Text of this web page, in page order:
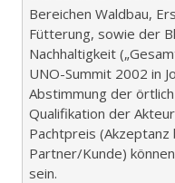
Bereichen Waldbau,
Fütterung, sowie der
Nachhaltigkeit
UNO-Summit 2002 in
Abstimmung der
Qualifikation der
Pachtpreis (Akzeptanz
Partner/Kunde)
sein.